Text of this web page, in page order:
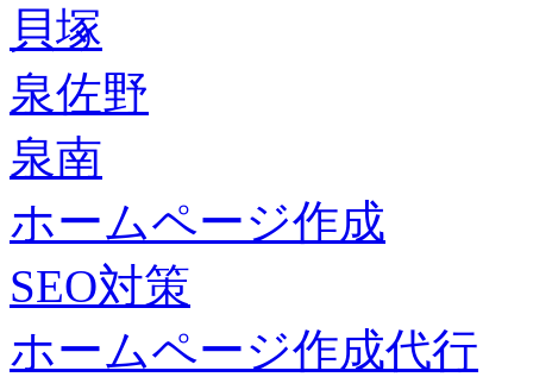
貝塚
泉佐野
泉南
ホームページ作成
SEO対策
ホームページ作成代行